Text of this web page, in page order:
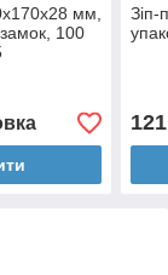
мм,
100
Зіп-
121